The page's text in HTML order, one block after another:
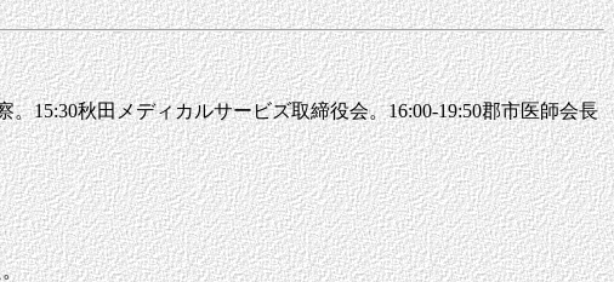
15:30秋田メディカルサービズ取締役会。16:00-19:50郡市医師会長